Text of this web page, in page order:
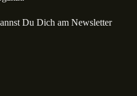
Du Dich am Newsletter